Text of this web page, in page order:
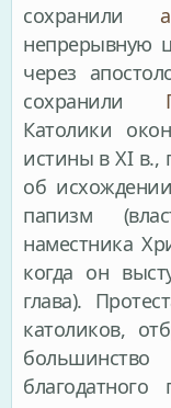
сохранили
непрерывную
через
сохранили
Католики
истины в XI в.,
об
папизм
наместника
когда он
глава).
католиков,